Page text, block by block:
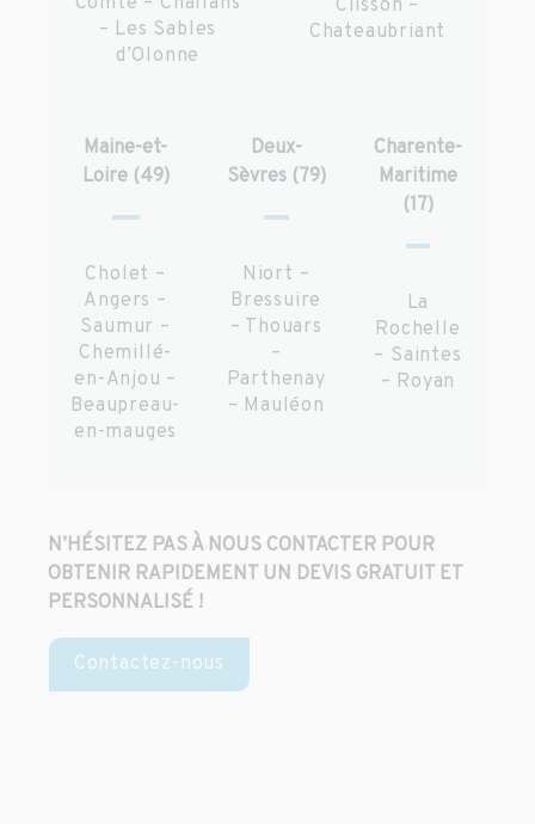
– Les Sables
d’Olonne
Clisson –
Chateaubriant
Maine-et-
Loire (49)
Cholet –
Angers –
Saumur –
Chemillé-
en-Anjou –
Beaupreau-
en-mauges
Deux-
Sèvres (79)
Niort –
Bressuire
– Thouars
–
Parthenay
– Mauléon
Charente-
Maritime
(17)
La
Rochelle
– Saintes
– Royan
N’HÉSITEZ PAS À NOUS CONTACTER POUR
OBTENIR RAPIDEMENT UN DEVIS GRATUIT ET
PERSONNALISÉ !
Contactez-nous